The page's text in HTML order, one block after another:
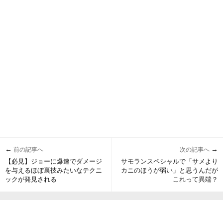
← 前の記事へ
【必見】ジョーに爆速でダメージ
を与えるほぼ裏技みたいなテクニ
ックが発見される
次の記事へ →
サモランスペシャルで「サメより
カニのほうが弱い」と思うんだが
これって異端？